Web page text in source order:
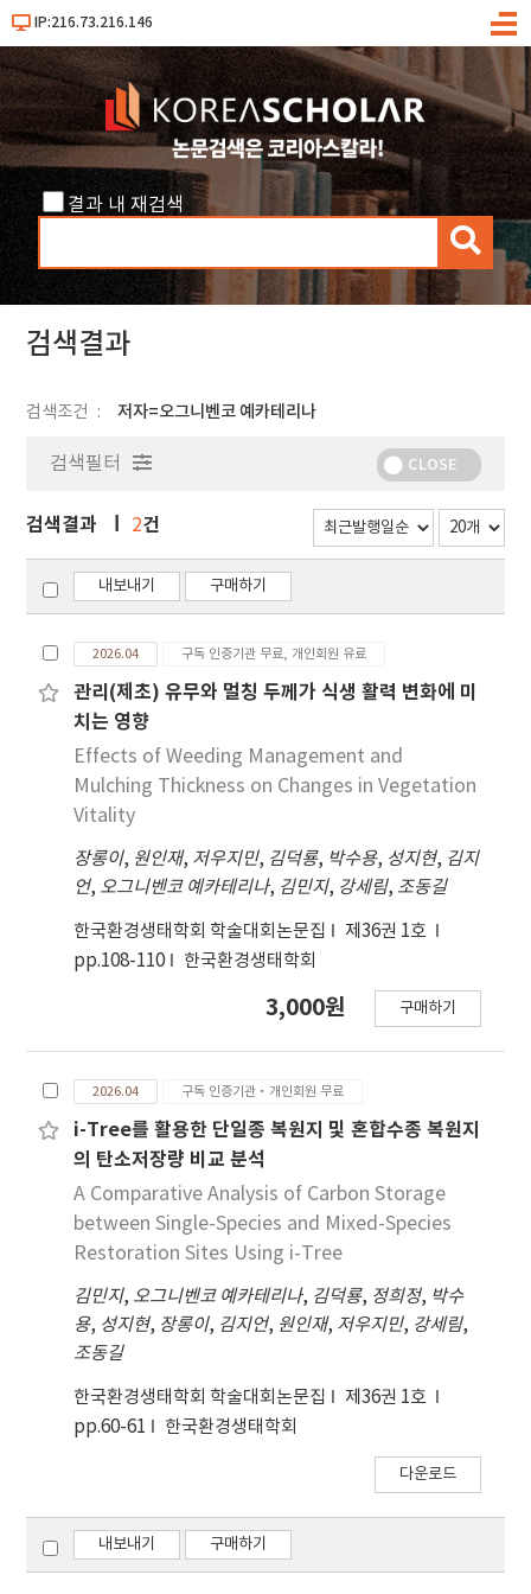
IP:216.73.216.146
메
결과 내 재검색
검
색
검색결과
검색조건 저자=오그니벤코 예카테리나
검색필터 CLOSE
검색결과 2건
내보내기 구매하기
2026.04 구독 인증기관 무료, 개인회원 유료
관리(제초) 유무와 멀칭 두께가 식생 활력 변화에 미
치는 영향
Effects of Weeding Management and
Mulching Thickness on Changes in Vegetation
Vitality
장롱이, 원인재, 저우지민, 김덕룡, 박수용, 성지현, 김지
언, 오그니벤코 예카테리나, 김민지, 강세림, 조동길
한국환경생태학회 학술대회논문집
제36권 1호
pp.108-110
한국환경생태학회
3,000원 구매하기
2026.04 구독 인증기관·개인회원 무료
i-Tree를 활용한 단일종 복원지 및 혼합수종 복원지
의 탄소저장량 비교 분석
A Comparative Analysis of Carbon Storage
between Single-Species and Mixed-Species
Restoration Sites Using i-Tree
김민지, 오그니벤코 예카테리나, 김덕룡, 정희정, 박수
용, 성지현, 장롱이, 김지언, 원인재, 저우지민, 강세림,
조동길
한국환경생태학회 학술대회논문집
제36권 1호
pp.60-61
한국환경생태학회
다운로드
내보내기 구매하기